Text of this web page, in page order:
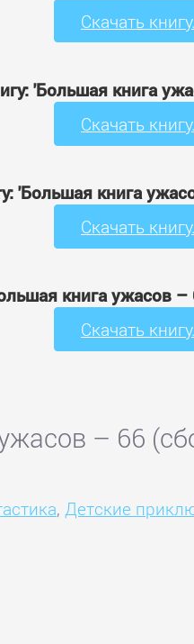
Скачать
'Большая книга
Скачать
'Большая книга
Скачать
книга ужасов
Скачать
– 66
,Детские